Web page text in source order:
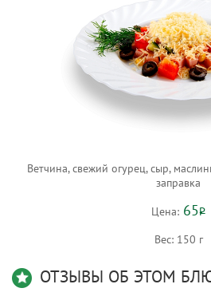
Ветчина, свежий огурец, сыр,
заправка
Цена: 65Р
Вес: 150 г
ОТЗЫВЫ ОБ ЭТОМ